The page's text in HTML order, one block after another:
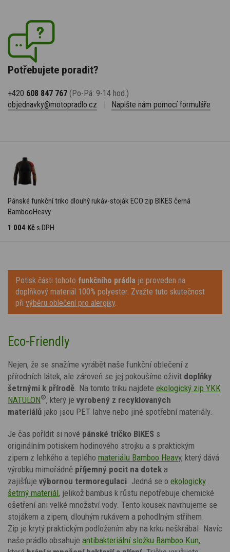
Potřebujete poradit?
+420 608 847 767 (Po-Pá: 9-14 hod.)
objednavky@motopradlo.cz
Napište nám pomocí formuláře
Pánské funkční triko dlouhý rukáv-stoják ECO zip BIKES černá
BambooHeavy
1 004 Kč s DPH
Potisk části tohoto funkčního prádla je proveden na
doplňkový materiál 100% polyester. Zvažte tuto skutečnost
při výběru oblečení pro alergiky.
Eco-Friendly
Nejen, že se snažíme vyrábět naše funkční oblečení z
přírodních látek, ale zároveň se jej pokoušíme oživit doplňky
šetrnými k přírodě . Na tomto triku najdete ekologický zip YKK
NATULON®, který je vyrobený z recyklovaných
materiálů jako jsou PET lahve nebo jiné spotřební materiály.
Je čas pořídit si nové pánské tričko BIKES s
originálním potiskem hodinového strojku a s praktickým
zipem z lehkého a teplého materiálu Bamboo Heavy, který dává
výrobku mimořádně příjemný pocit na dotek a
zajišťuje výbornou termoregulaci . Jedná se o ekologicky
šetrný materiál, jelikož bambus k růstu nepotřebuje chemické
ošetření ani velké množství vody. Tento kousek navrhujeme se
stojákem a zipem, dlouhým rukávem a pohodlným střihem.
Zip je krytý praktickým podložením aby na krku neškrábal. Navíc
naše prádlo obsahuje antibakteriální složku Bamboo Kun,